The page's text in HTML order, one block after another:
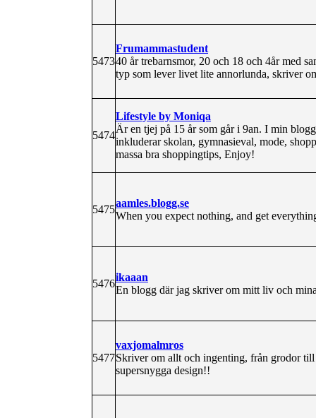
5473
Frumammastudent
40 år trebarnsmor, 20 och 18 och 4år med
typ som lever livet lite annorlunda, skriver
5474
Lifestyle by Moniqa
Är en tjej på 15 år som går i 9an. I min
inkluderar skolan, gymnasieval, mode,
massa bra shoppingtips, Enjoy!
5475
aamles.blogg.se
When you expect nothing, and get
5476
ikaaan
En blogg där jag skriver om mitt liv och
5477
vaxjomalmros
Skriver om allt och ingenting, från grodor
supersnygga design!!